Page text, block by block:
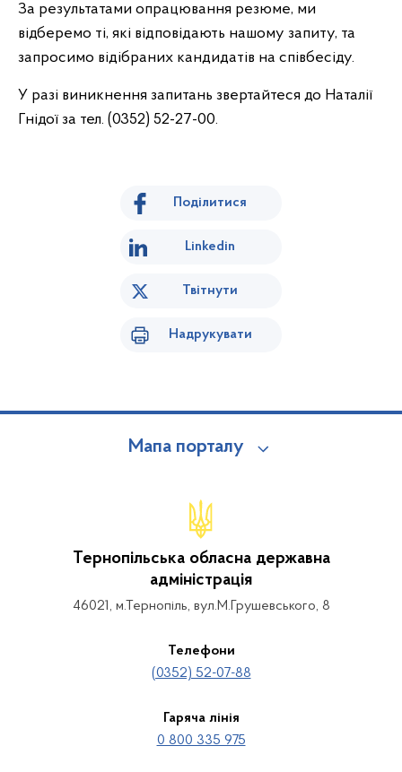
За результатами опрацювання резюме, ми
відберемо ті, які відповідають нашому запиту, та
запросимо відібраних кандидатів на співбесіду.
У разі виникнення запитань звертайтеся до Наталії
Гнідої за тел. (0352) 52-27-00.
Поділитися
Linkedin
Твітнути
Надрукувати
Мапа порталу
Тернопільська обласна державна
адміністрація
46021, м.Тернопіль, вул.М.Грушевського, 8
Телефони
(0352) 52-07-88
Гаряча лінія
0 800 335 975